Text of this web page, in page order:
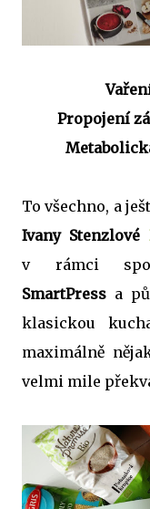
Propojení
To všechno, a
Ivany Stenzlové
v rámci
SmartPress a
klasickou
maximálně
velmi mile